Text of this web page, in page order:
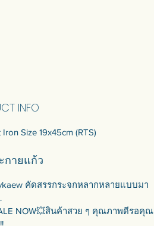
INFO
Size 19x45cm (RTS)
กายแก้ว
คัดสรรกระจกหลากหลายแบบมา
NOW💥สินค้าสวย ๆ คุณภาพดีรอคุณ